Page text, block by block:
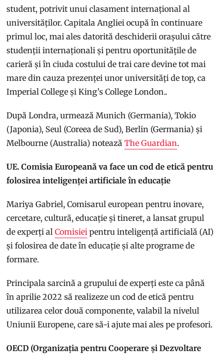
student, potrivit unui clasament internațional al
universităților. Capitala Angliei ocupă în continuare
primul loc, mai ales datorită deschiderii orașului către
studenții internaționali și pentru oportunitățile de
carieră și în ciuda costului de trai care devine tot mai
mare din cauza prezenței unor universități de top, ca
Imperial College și King’s College London..
După Londra, urmează Munich (Germania), Tokio
(Japonia), Seul (Coreea de Sud), Berlin (Germania) și
Melbourne (Australia) noteazăThe Guardian.
UE. Comisia Europeană va face un cod de etică pentru
folosirea inteligenței artificiale în educație
Mariya Gabriel, Comisarul european pentru inovare,
cercetare, cultură, educație și tineret, a lansat grupul
de experți alComisiei pentru inteligență artificială (AI)
și folosirea de date în educație și alte programe de
formare.
Principala sarcină a grupului de experți este ca până
în aprilie 2022 să realizeze un cod de etică pentru
utilizarea celor două componente, valabil la nivelul
Uniunii Europene, care să-i ajute mai ales pe profesori.
OECD (Organizația pentru Cooperare și Dezvoltare